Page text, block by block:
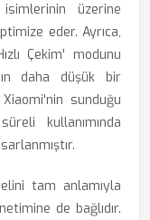
üzerine
eder. Ayrıca,
Çekim' modunu
daha düşük bir
Xiaomi'nin sunduğu
kullanımında
tam anlamıyla
de bağlıdır.